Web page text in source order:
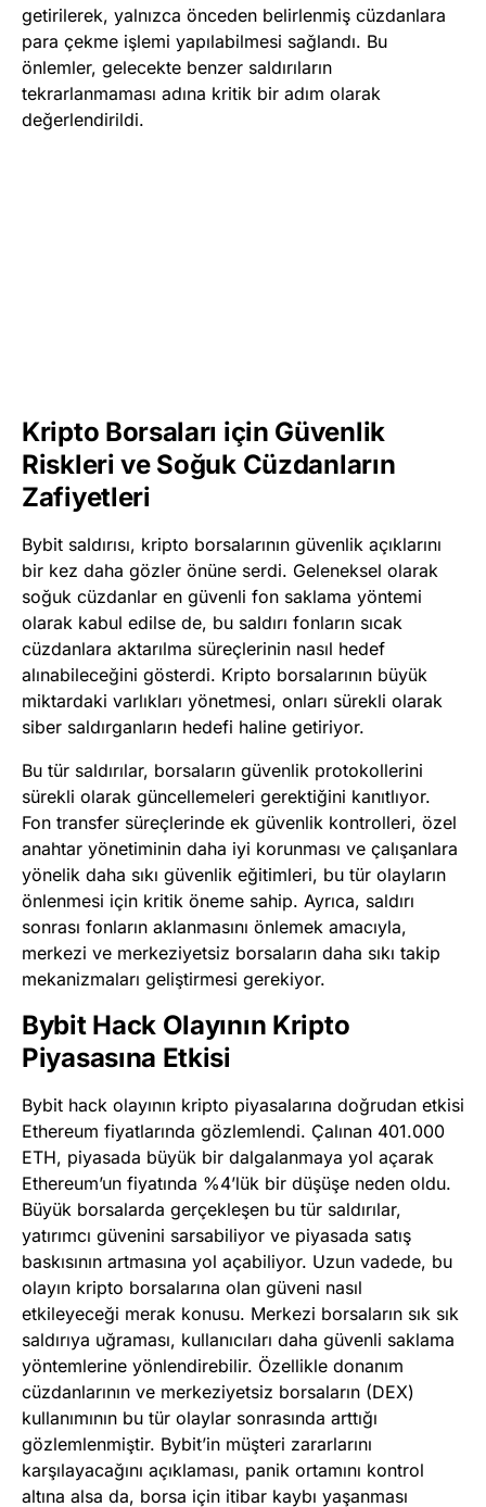
getirilerek, yalnızca önceden belirlenmiş cüzdanlara
para çekme işlemi yapılabilmesi sağlandı. Bu
önlemler, gelecekte benzer saldırıların
tekrarlanmaması adına kritik bir adım olarak
değerlendirildi.
Kripto Borsaları için Güvenlik
Riskleri ve Soğuk Cüzdanların
Zafiyetleri
Bybit saldırısı, kripto borsalarının güvenlik açıklarını
bir kez daha gözler önüne serdi. Geleneksel olarak
soğuk cüzdanlar en güvenli fon saklama yöntemi
olarak kabul edilse de, bu saldırı fonların sıcak
cüzdanlara aktarılma süreçlerinin nasıl hedef
alınabileceğini gösterdi. Kripto borsalarının büyük
miktardaki varlıkları yönetmesi, onları sürekli olarak
siber saldırganların hedefi haline getiriyor.
Bu tür saldırılar, borsaların güvenlik protokollerini
sürekli olarak güncellemeleri gerektiğini kanıtlıyor.
Fon transfer süreçlerinde ek güvenlik kontrolleri, özel
anahtar yönetiminin daha iyi korunması ve çalışanlara
yönelik daha sıkı güvenlik eğitimleri, bu tür olayların
önlenmesi için kritik öneme sahip. Ayrıca, saldırı
sonrası fonların aklanmasını önlemek amacıyla,
merkezi ve merkeziyetsiz borsaların daha sıkı takip
mekanizmaları geliştirmesi gerekiyor.
Bybit Hack Olayının Kripto
Piyasasına Etkisi
Bybit hack olayının kripto piyasalarına doğrudan etkisi
Ethereum fiyatlarında gözlemlendi. Çalınan 401.000
ETH, piyasada büyük bir dalgalanmaya yol açarak
Ethereum’un fiyatında %4’lük bir düşüşe neden oldu.
Büyük borsalarda gerçekleşen bu tür saldırılar,
yatırımcı güvenini sarsabiliyor ve piyasada satış
baskısının artmasına yol açabiliyor. Uzun vadede, bu
olayın kripto borsalarına olan güveni nasıl
etkileyeceği merak konusu. Merkezi borsaların sık sık
saldırıya uğraması, kullanıcıları daha güvenli saklama
yöntemlerine yönlendirebilir. Özellikle donanım
cüzdanlarının ve merkeziyetsiz borsaların (DEX)
kullanımının bu tür olaylar sonrasında arttığı
gözlemlenmiştir. Bybit’in müşteri zararlarını
karşılayacağını açıklaması, panik ortamını kontrol
altına alsa da, borsa için itibar kaybı yaşanması